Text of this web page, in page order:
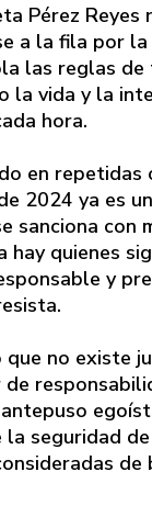
Pérez Reyes
a la fila por la
las reglas
la vida y la
hora.
en repetidas
2024 ya es
sanciona con
hay quienes
y
que no existe
de
antepuso
la seguridad
de